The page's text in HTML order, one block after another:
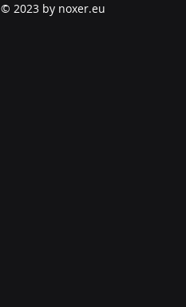
© 2023 by noxer.eu